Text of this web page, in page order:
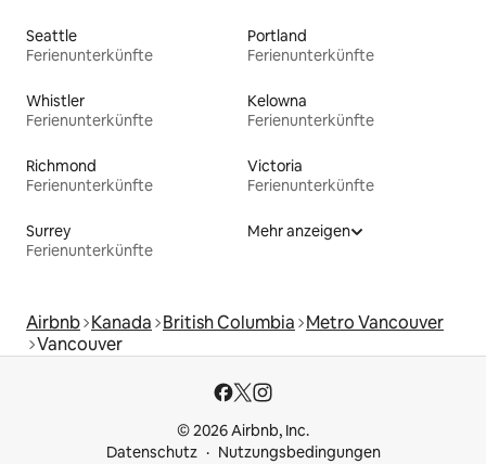
Seattle
Ferienunterkünfte
Portland
Ferienunterkünfte
Whistler
Ferienunterkünfte
Kelowna
Ferienunterkünfte
Richmond
Ferienunterkünfte
Victoria
Ferienunterkünfte
Surrey
Ferienunterkünfte
Mehr anzeigen
Airbnb Kanada British Columbia Metro Vancouver
Vancouver
© 2026 Airbnb, Inc.
Datenschutz
Nutzungsbedingungen